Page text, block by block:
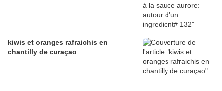
kiwis et oranges rafraichis en
chantilly de curaçao